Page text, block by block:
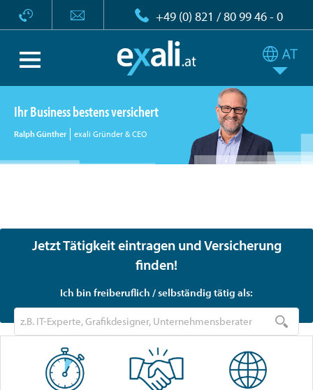
+49 (0) 821 / 80 99 46 - 0
Ihr Business bestens versichert
Ralph Günther exali Gründer & CEO
Jetzt Tätigkeit eintragen und Versicherung
finden!
Ich bin freiberuflich / selbständig tätig als: